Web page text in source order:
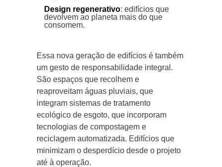
Design regenerativo: edifícios que
devolvem ao planeta mais do que
consomem.
Essa nova geração de edifícios é também
um gesto de responsabilidade integral.
São espaços que recolhem e
reaproveitam águas pluviais, que
integram sistemas de tratamento
ecológico de esgoto, que incorporam
tecnologias de compostagem e
reciclagem automatizada. Edifícios que
minimizam o desperdício desde o projeto
até à operação.